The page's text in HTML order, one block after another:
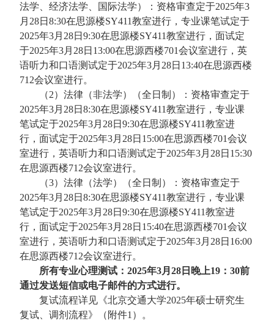
法学、经济法学、国际法学）：资格审查定于2025年3
月28日8:30在思源楼SY411教室进行，专业课笔试定于
2025年3月28日9:30在思源楼SY411教室进行，面试定
于2025年3月28日13:00在思源西楼701会议室进行，英
语听力和口语测试定于2025年3月28日13:40在思源西楼
712会议室进行。
（2）法律（非法学）（全日制）：资格审查定于
2025年3月28日8:30在思源楼SY411教室进行，专业课
笔试定于2025年3月28日9:30在思源楼SY411教室进
行，面试定于2025年3月28日15:00在思源西楼701会议
室进行，英语听力和口语测试定于2025年3月28日15:30
在思源西楼712会议室进行。
（3）法律（法学）（全日制）：资格审查定于
2025年3月28日8:30在思源楼SY411教室进行，专业课
笔试定于2025年3月28日9:30在思源楼SY411教室进
行，面试定于2025年3月28日15:40在思源西楼701会议
室进行，英语听力和口语测试定于2025年3月28日16:00
在思源西楼712会议室进行。
所有专业心理测试：2025年3月28日晚上19：30前
通过发送短信或电子邮件的方式进行。
复试流程详见《北京交通大学2025年硕士研究生
复试、调剂流程》（附件1）。